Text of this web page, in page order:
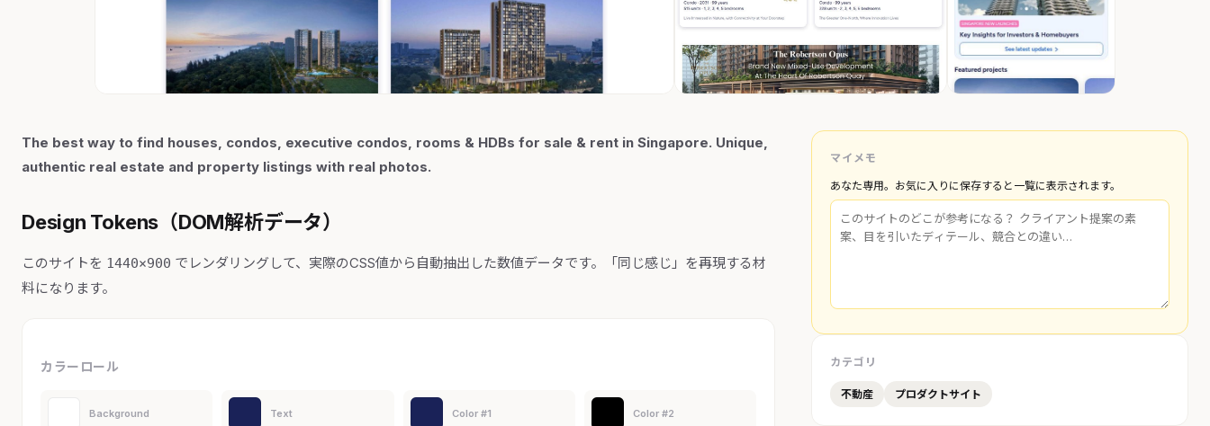
The best way to find houses, condos, executive condos, rooms & HDBs for sale & rent in Singapore. Unique,
authentic real estate and property listings with real photos.
Design Tokens（DOM解析データ）
このサイトを 1440×900 でレンダリングして、実際のCSS値から自動抽出した数値データです。「同じ感じ」を再現する材
料になります。
カラーロール
Background Text Color #1 Color #2
マイメモ
あなた専用。お気に入りに保存すると一覧に表示されます。
カテゴリ
不動産 プロダクトサイト